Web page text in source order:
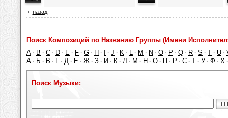
назад
Поиск Композиций по Названию Группы (Имени
A · B · C · D · E · F · G · H · · J · K · L · M · N · O · P · Q · R · S · T · U ·
А · Б · В · Г · Д · Е · Ж · З · И · К · Л · М · Н · О · П · Р · С · Т · У · Ф · Х
Поиск Музыки: